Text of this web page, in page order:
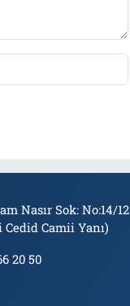
Nasır Sok: No:14/12
Camii Yanı)
20 50